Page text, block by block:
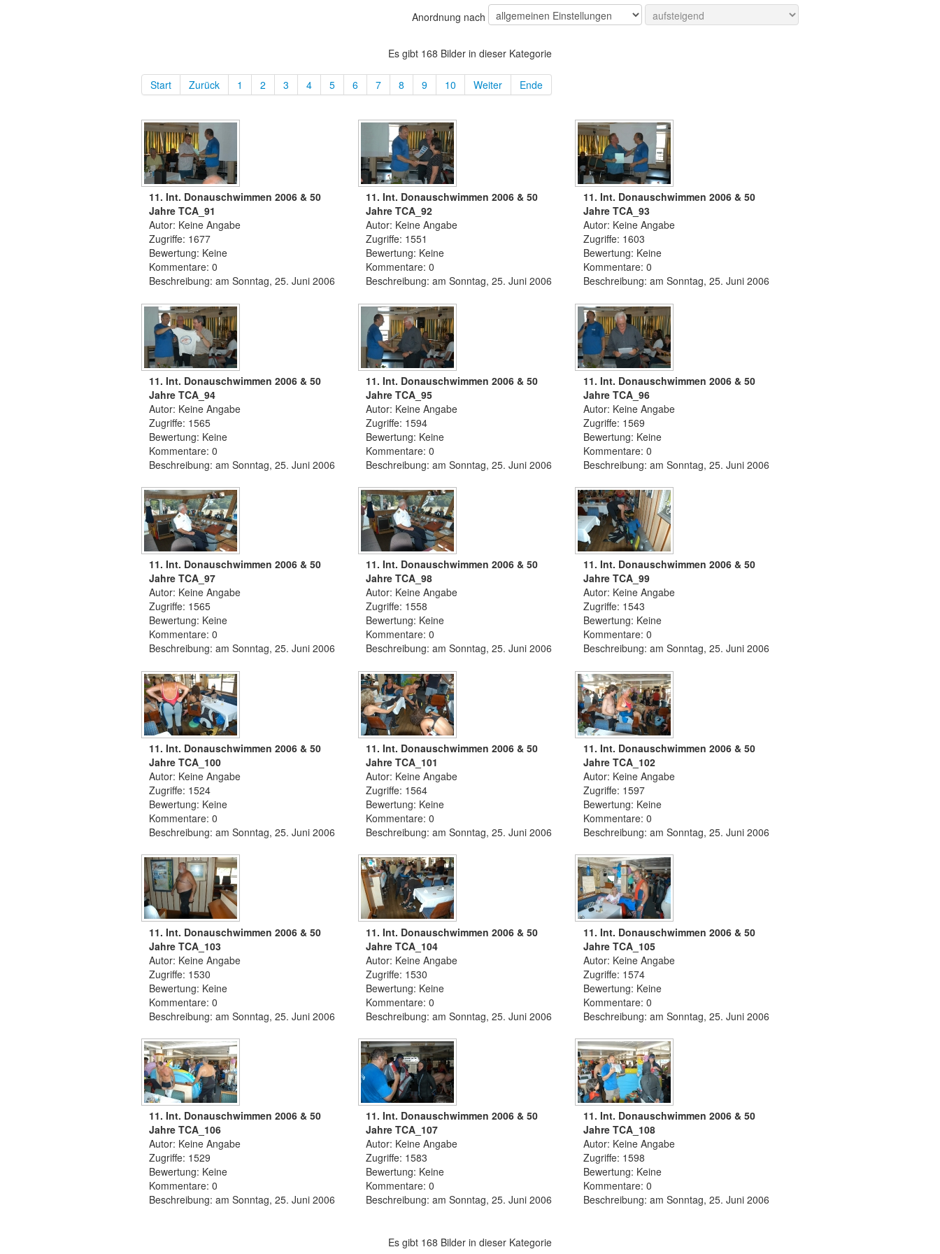
Anordnung nach
Es gibt 168 Bilder in dieser Kategorie
Start Zurück 1 2 3 4 5 6 7 8 9 10 Weiter Ende
11. Int. Donauschwimmen 2006 & 50
Jahre TCA_91
Autor: Keine Angabe
Zugriffe: 1677
Bewertung: Keine
Kommentare: 0
Beschreibung: am Sonntag, 25. Juni 2006
11. Int. Donauschwimmen 2006 & 50
Jahre TCA_92
Autor: Keine Angabe
Zugriffe: 1551
Bewertung: Keine
Kommentare: 0
Beschreibung: am Sonntag, 25. Juni 2006
11. Int. Donauschwimmen 2006 & 50
Jahre TCA_93
Autor: Keine Angabe
Zugriffe: 1603
Bewertung: Keine
Kommentare: 0
Beschreibung: am Sonntag, 25. Juni 2006
11. Int. Donauschwimmen 2006 & 50
Jahre TCA_94
Autor: Keine Angabe
Zugriffe: 1565
Bewertung: Keine
Kommentare: 0
Beschreibung: am Sonntag, 25. Juni 2006
11. Int. Donauschwimmen 2006 & 50
Jahre TCA_95
Autor: Keine Angabe
Zugriffe: 1594
Bewertung: Keine
Kommentare: 0
Beschreibung: am Sonntag, 25. Juni 2006
11. Int. Donauschwimmen 2006 & 50
Jahre TCA_96
Autor: Keine Angabe
Zugriffe: 1569
Bewertung: Keine
Kommentare: 0
Beschreibung: am Sonntag, 25. Juni 2006
11. Int. Donauschwimmen 2006 & 50
Jahre TCA_97
Autor: Keine Angabe
Zugriffe: 1565
Bewertung: Keine
Kommentare: 0
Beschreibung: am Sonntag, 25. Juni 2006
11. Int. Donauschwimmen 2006 & 50
Jahre TCA_98
Autor: Keine Angabe
Zugriffe: 1558
Bewertung: Keine
Kommentare: 0
Beschreibung: am Sonntag, 25. Juni 2006
11. Int. Donauschwimmen 2006 & 50
Jahre TCA_99
Autor: Keine Angabe
Zugriffe: 1543
Bewertung: Keine
Kommentare: 0
Beschreibung: am Sonntag, 25. Juni 2006
11. Int. Donauschwimmen 2006 & 50
Jahre TCA_100
Autor: Keine Angabe
Zugriffe: 1524
Bewertung: Keine
Kommentare: 0
Beschreibung: am Sonntag, 25. Juni 2006
11. Int. Donauschwimmen 2006 & 50
Jahre TCA_101
Autor: Keine Angabe
Zugriffe: 1564
Bewertung: Keine
Kommentare: 0
Beschreibung: am Sonntag, 25. Juni 2006
11. Int. Donauschwimmen 2006 & 50
Jahre TCA_102
Autor: Keine Angabe
Zugriffe: 1597
Bewertung: Keine
Kommentare: 0
Beschreibung: am Sonntag, 25. Juni 2006
11. Int. Donauschwimmen 2006 & 50
Jahre TCA_103
Autor: Keine Angabe
Zugriffe: 1530
Bewertung: Keine
Kommentare: 0
Beschreibung: am Sonntag, 25. Juni 2006
11. Int. Donauschwimmen 2006 & 50
Jahre TCA_104
Autor: Keine Angabe
Zugriffe: 1530
Bewertung: Keine
Kommentare: 0
Beschreibung: am Sonntag, 25. Juni 2006
11. Int. Donauschwimmen 2006 & 50
Jahre TCA_105
Autor: Keine Angabe
Zugriffe: 1574
Bewertung: Keine
Kommentare: 0
Beschreibung: am Sonntag, 25. Juni 2006
11. Int. Donauschwimmen 2006 & 50
Jahre TCA_106
Autor: Keine Angabe
Zugriffe: 1529
Bewertung: Keine
Kommentare: 0
Beschreibung: am Sonntag, 25. Juni 2006
11. Int. Donauschwimmen 2006 & 50
Jahre TCA_107
Autor: Keine Angabe
Zugriffe: 1583
Bewertung: Keine
Kommentare: 0
Beschreibung: am Sonntag, 25. Juni 2006
11. Int. Donauschwimmen 2006 & 50
Jahre TCA_108
Autor: Keine Angabe
Zugriffe: 1598
Bewertung: Keine
Kommentare: 0
Beschreibung: am Sonntag, 25. Juni 2006
Es gibt 168 Bilder in dieser Kategorie